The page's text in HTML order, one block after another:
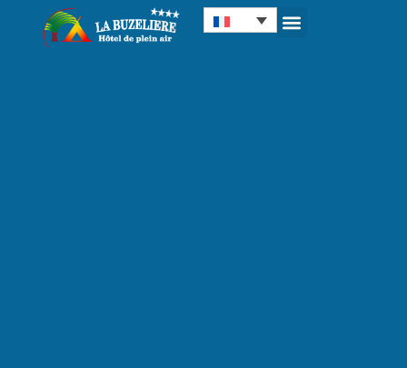
Panneau de gestion des cookies